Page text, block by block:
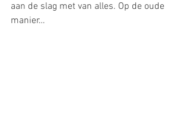
aan de slag met van alles. Op de oude
manier…